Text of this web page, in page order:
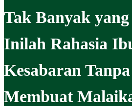
Tak Banyak
Inilah Rahasia
Kesabaran
Membuat